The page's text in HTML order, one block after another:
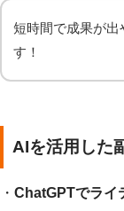
短時間で成果が
す！
AIを活用した
・ ChatGPTでライ